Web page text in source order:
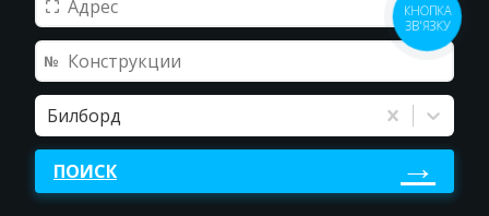
Билборд
ПОИСК
КНОПКА
ЗВ'ЯЗКУ